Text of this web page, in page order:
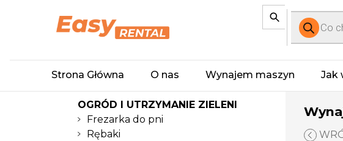
Strona Główna O nas Wynajem maszyn Jak
OGRÓD I UTRZYMANIE ZIELENI
Frezarka do pni
Rębaki